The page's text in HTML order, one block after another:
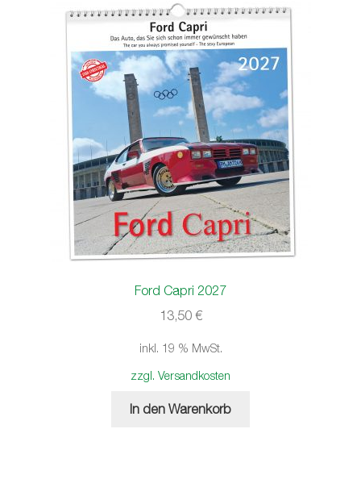
Ford Capri 2027
13,50 €
inkl. 19 % MwSt.
zzgl. Versandkosten
In den Warenkorb